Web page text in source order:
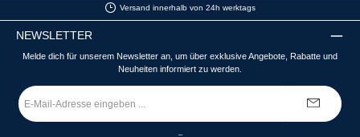
Versand innerhalb von 24h werktags
NEWSLETTER
Melde dich für unserem Newsletter an, um über exklusive Angebote, Rabatte und
Neuheiten informiert zu werden.
E-
Mail-
Adresse